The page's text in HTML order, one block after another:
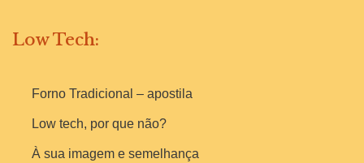
Low Tech:
Forno Tradicional – apostila
Low tech, por que não?
À sua imagem e semelhança